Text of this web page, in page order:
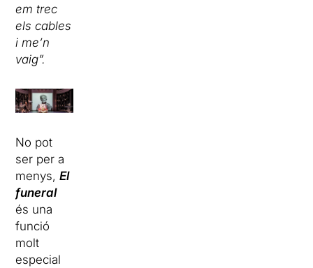
em trec
els cables
i me’n
vaig”.
No pot
ser per a
menys,El
funeral
és una
funció
molt
especial